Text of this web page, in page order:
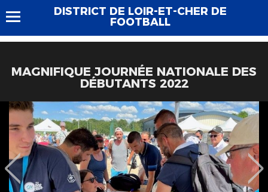
DISTRICT DE LOIR-ET-CHER DE
FOOTBALL
MAGNIFIQUE JOURNÉE NATIONALE DES
DÉBUTANTS 2022